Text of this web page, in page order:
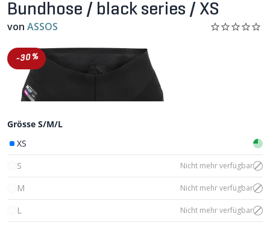
Bundhose / black series / XS
von ASSOS
-30%
Grösse S/M/L
XS
S
Nicht mehr verfügbar
M Nicht mehr verfügbar
L Nicht mehr verfügbar